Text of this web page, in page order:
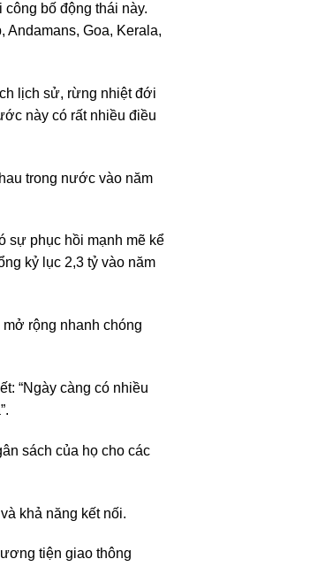
bố động thái này.
Goa, Kerala,
lịch sử, rừng nhiệt đới
này có rất nhiều điều
trong nước vào năm
sự phục hồi mạnh mẽ kể
kỷ lục 2,3 tỷ vào năm
rộng nhanh chóng
“Ngày càng có nhiều
sách của họ cho các
khả năng kết nối.
tiện giao thông